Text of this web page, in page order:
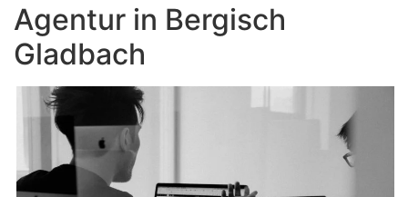
Agentur in Bergisch
Gladbach